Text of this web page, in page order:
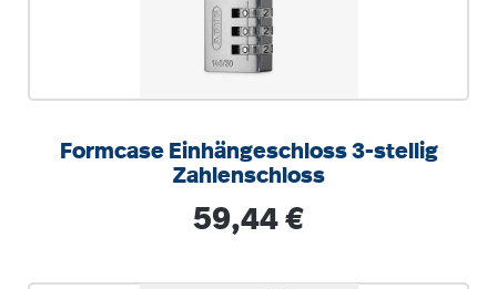
Formcase Einhängeschloss 3-stellig
Zahlenschloss
Regulärer Preis:
59,44 €